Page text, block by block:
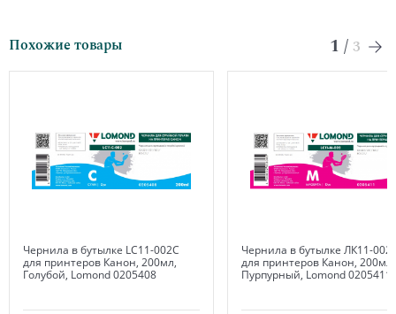
Похожие товары 1 / 3
Чернила в бутылке LC11-002C
для принтеров Канон, 200мл,
Голубой, Lomond 0205408
Чернила в бутылке ЛК11-
для принтеров Канон, 200мл,
Пурпурный, Lomond 0205411